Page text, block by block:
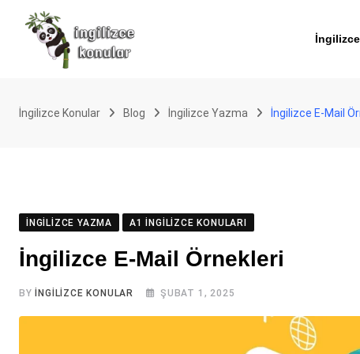
İngilizce Konular Blog İngilizce Yazma İngilizce E-Mail
İNGILIZCE YAZMA A1 İNGILIZCE KONULARI
İngilizce E-Mail Örnekleri
BY İNGILIZCE KONULAR ŞUBAT 1, 2025